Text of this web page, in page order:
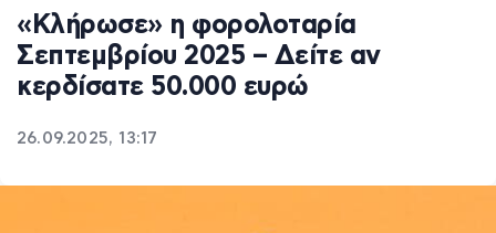
«Κλήρωσε» η φορολοταρία
Σεπτεμβρίου 2025 – Δείτε αν
κερδίσατε 50.000 ευρώ
26.09.2025, 13:17